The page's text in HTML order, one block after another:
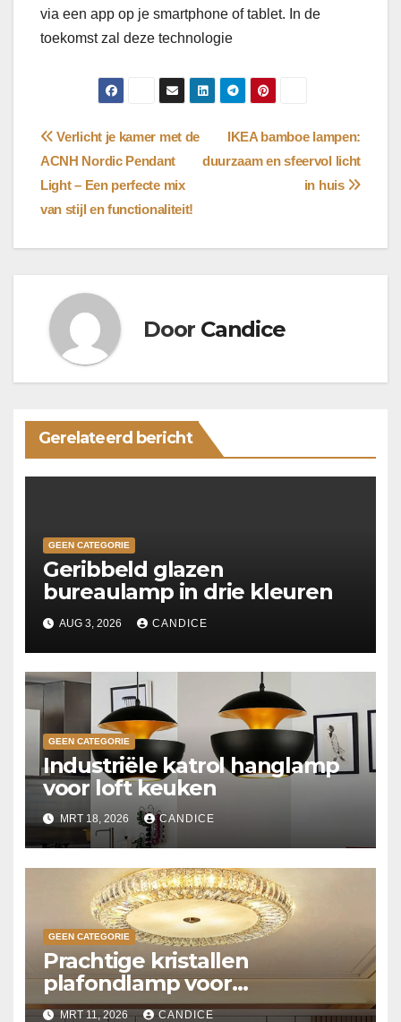
via een app op je smartphone of tablet. In de
toekomst zal deze technologie
Bericht
navigatie
IKEA bamboe lampen:
duurzaam en sfeervol licht
in huis
Verlicht je kamer met de
ACNH Nordic Pendant
Light – Een perfecte mix
van stijl en functionaliteit!
Door Candice
Gerelateerd bericht
GEEN CATEGORIE
Geribbeld glazen
bureaulamp in drie kleuren
AUG 3, 2026 CANDICE
GEEN CATEGORIE
Industriële katrol hanglamp
voor loft keuken
MRT 18, 2026 CANDICE
GEEN CATEGORIE
Prachtige kristallen
plafondlamp voor
slaapkamer
MRT 11, 2026 CANDICE